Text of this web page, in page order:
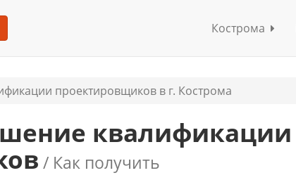
Кострома
проектировщиков в г. Кострома
квалификации
/ Как получить